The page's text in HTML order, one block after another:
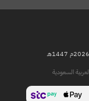
السعودية